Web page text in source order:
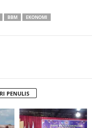
BBM
EKONOMI
PENULIS